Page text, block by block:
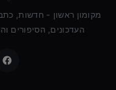
מקומון ראשון - חדשות,
העדכונים, הסיפורים